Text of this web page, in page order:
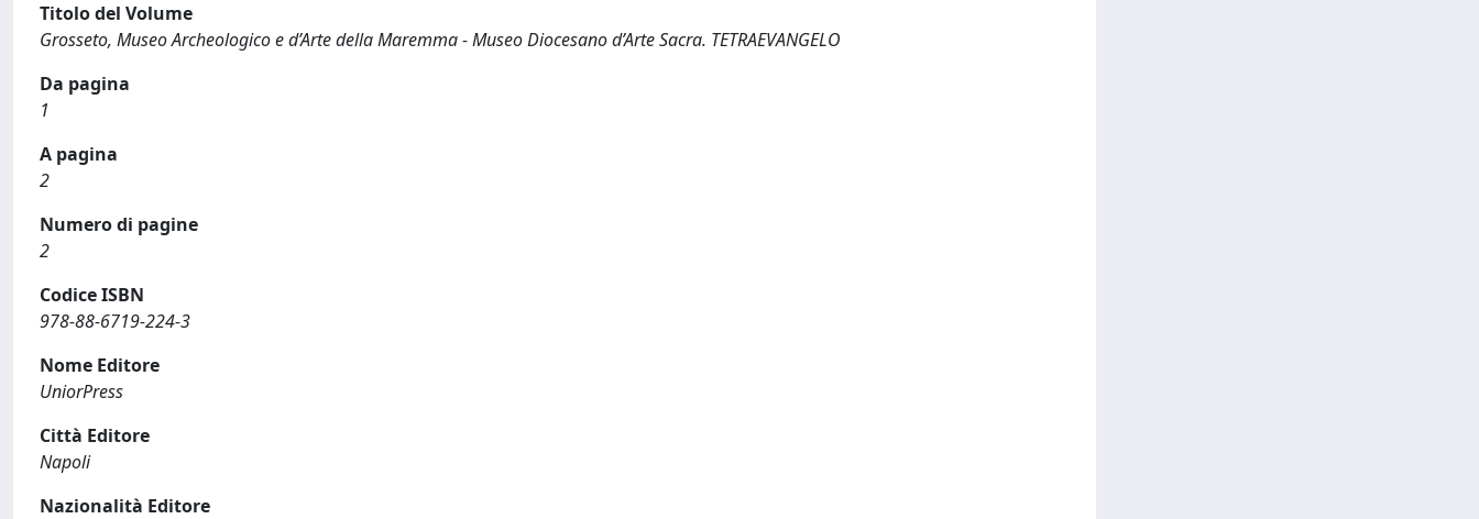
Titolo del Volume
Grosseto, Museo Archeologico e d’Arte della Maremma - Museo Diocesano d’Arte Sacra. TETRAEVANGELO
Da pagina
1
A pagina
2
Numero di pagine
2
Codice ISBN
978-88-6719-224-3
Nome Editore
UniorPress
Città Editore
Napoli
Nazionalità Editore